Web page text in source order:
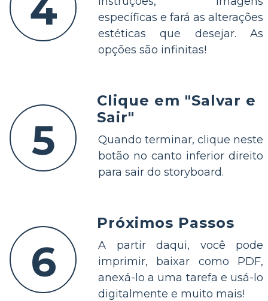
4
específicas e fará as alterações
estéticas que desejar. As
opções são infinitas!
5
Clique em "Salvar e
Sair"
Quando terminar, clique neste
botão no canto inferior direito
para sair do storyboard.
6
Próximos Passos
A partir daqui, você pode
imprimir, baixar como PDF,
anexá-lo a uma tarefa e usá-lo
digitalmente e muito mais!